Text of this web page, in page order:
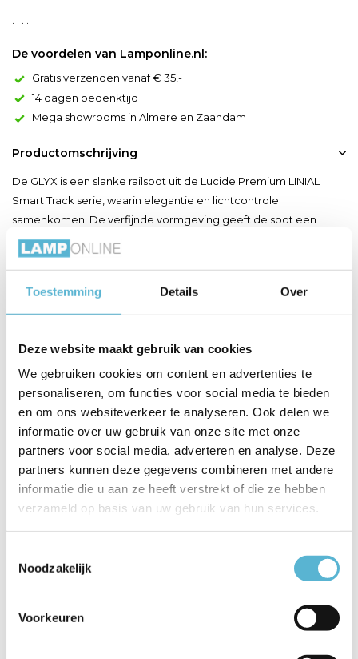
Toestemming Details Over
Deze website maakt gebruik van cookies
We gebruiken cookies om content en advertenties te
personaliseren, om functies voor social media te bieden
en om ons websiteverkeer te analyseren. Ook delen we
informatie over uw gebruik van onze site met onze
partners voor social media, adverteren en analyse. Deze
partners kunnen deze gegevens combineren met andere
informatie die u aan ze heeft verstrekt of die ze hebben
verzameld op basis van uw gebruik van hun services.
Noodzakelijk
Voorkeuren
De voordelen van Lamponline.nl:
Gratis verzenden vanaf € 35,-
14 dagen bedenktijd
Mega showrooms in Almere en Zaandam
Productomschrijving
De GLYX is een slanke railspot uit de Lucide Premium LINIAL
Smart Track serie, waarin elegantie en lichtcontrole
samenkomen. De verfijnde vormgeving geeft de spot een
moderne, minimalistische uitstraling. Dankzij de draaibare en
kantelbare constructie is de GLYX perfect geschikt voor het
omgev...
Productspecificaties
Artikelnummer 55903/12/05
EAN 5411212552259
Leverancier Lucide
Breedte 1,9
Vergelijk